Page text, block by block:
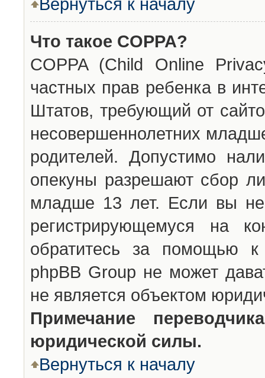
Что такое COPPA?
COPPA (Child Online
частных прав ребенка в
Штатов, требующий от
несовершеннолетних
родителей. Допустимо
опекуны разрешают сбор
младше 13 лет. Если вы
регистрирующемуся на
обратитесь за помощью к
phpBB Group не может
не является объектом
Примечание
юридической силы.
Вернуться к началу